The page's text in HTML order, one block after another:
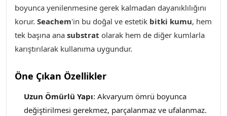
boyunca yenilenmesine gerek kalmadan dayanıklılığını
korur. Seachem'in bu doğal ve estetik bitki kumu, hem
tek başına ana substrat olarak hem de diğer kumlarla
karıştırılarak kullanıma uygundur.
Öne Çıkan Özellikler
Uzun Ömürlü Yapı: Akvaryum ömrü boyunca
değiştirilmesi gerekmez, parçalanmaz ve ufalanmaz.